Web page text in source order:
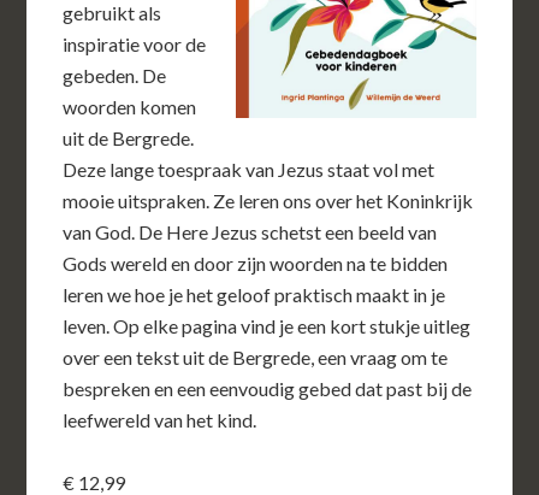
gebruikt als
inspiratie voor de
gebeden. De
woorden komen
uit de Bergrede.
Deze lange toespraak van Jezus staat vol met
mooie uitspraken. Ze leren ons over het Koninkrijk
van God. De Here Jezus schetst een beeld van
Gods wereld en door zijn woorden na te bidden
leren we hoe je het geloof praktisch maakt in je
leven. Op elke pagina vind je een kort stukje uitleg
over een tekst uit de Bergrede, een vraag om te
bespreken en een eenvoudig gebed dat past bij de
leefwereld van het kind.
€ 12,99